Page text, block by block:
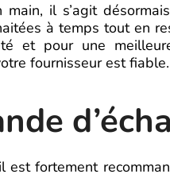
il s’agit
à temps tout en
et pour une
fournisseur est fiable.
est fortement